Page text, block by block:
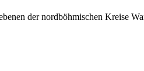
der nordböhmischen Kreise